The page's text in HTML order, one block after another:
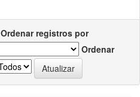
Ordenar registros por
Ordenar